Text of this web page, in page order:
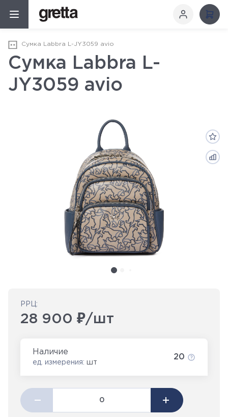
Сумка Labbra L-JY3059 avio
Сумка Labbra L-
JY3059 avio
РРЦ:
28 900 ₽/шт
Наличие
ед. измерения: шт
20